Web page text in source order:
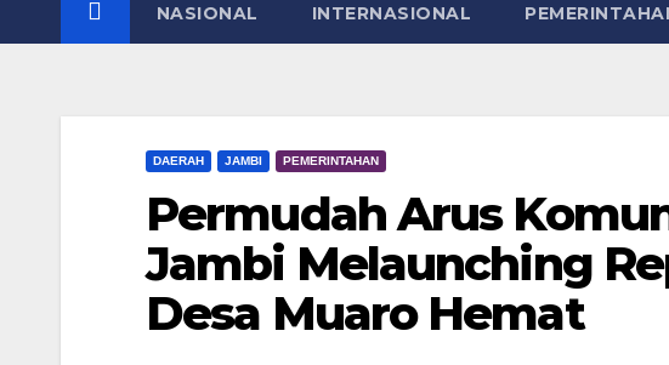
NASIONAL INTERNASIONAL
DAERAH JAMBI PEMERINTAHAN
Permudah Arus
Jambi Melaunching
Desa Muaro Hemat